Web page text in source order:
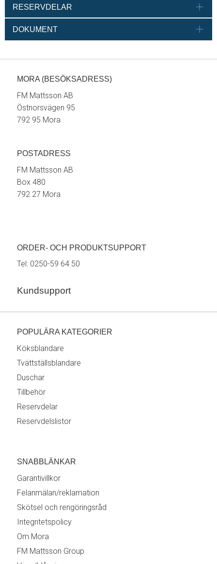
RESERVDELAR
DOKUMENT
MORA (BESÖKSADRESS)
FM Mattsson AB
Östnorsvägen 95
792 95 Mora
POSTADRESS
FM Mattsson AB
Box 480
792 27 Mora
ORDER- OCH PRODUKTSUPPORT
Tel: 0250-59 64 50
Kundsupport
POPULÄRA KATEGORIER
Köksblandare
Tvättställsblandare
Duschar
Tillbehör
Reservdelar
Reservdelslistor
SNABBLÄNKAR
Garantivillkor
Felanmälan/reklamation
Skötsel och rengöringsråd
Integritetspolicy
Om Mora
FM Mattsson Group